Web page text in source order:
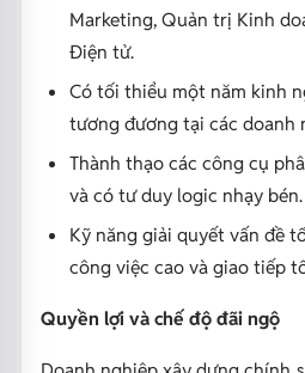
Marketing, Quản trị Kinh
Điện tử.
Có tối thiểu một năm kinh
tương đương tại các doanh
Thành thạo các công cụ
và có tư duy logic nhạy bén.
Kỹ năng giải quyết vấn đề
công việc cao và giao tiếp
Quyền lợi và chế độ đãi ngộ